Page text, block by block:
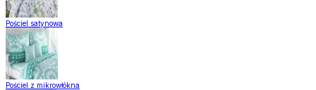
Pościel satynowa
Pościel z mikrowłókna